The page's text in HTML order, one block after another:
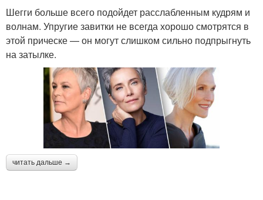
Шегги больше всего подойдет расслабленным кудрям и
волнам. Упругие завитки не всегда хорошо смотрятся в
этой прическе — он могут слишком сильно подпрыгнуть
на затылке.
читать дальше →